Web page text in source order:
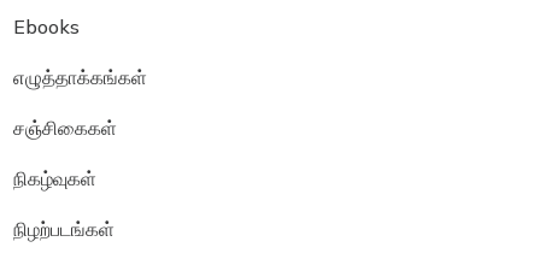
Ebooks
எழுத்தாக்கங்கள்
சஞ்சிகைகள்
நிகழ்வுகள்
நிழற்படங்கள்